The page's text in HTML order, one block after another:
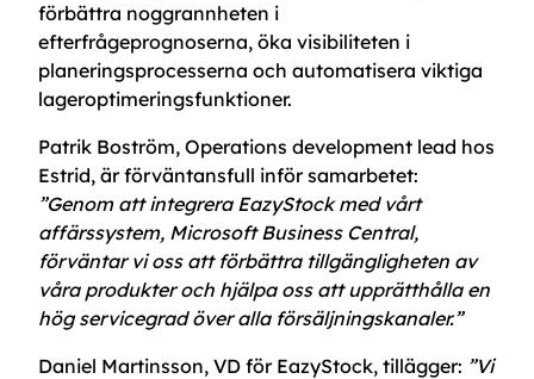
förbättra noggrannheten i
efterfrågeprognoserna, öka visibiliteten i
planeringsprocesserna och automatisera viktiga
lageroptimeringsfunktioner.
Patrik Boström, Operations development lead hos
Estrid, är förväntansfull inför samarbetet:
”Genom att integrera EazyStock med vårt
affärssystem, Microsoft Business Central,
förväntar vi oss att förbättra tillgängligheten av
våra produkter och hjälpa oss att upprätthålla en
hög servicegrad över alla försäljningskanaler.”
Daniel Martinsson, VD för EazyStock, tillägger: ”Vi